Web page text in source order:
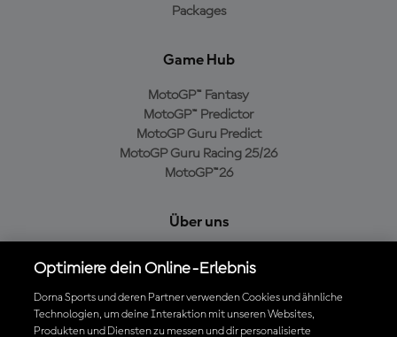
Packages
Game Hub
MotoGP™ Fantasy
MotoGP™ Predictor
MotoGP Guru Predict
MotoGP Guru Racing 25/26
MotoGP™26
Über uns
Cookie-Richtlinien
Geschäftsbedingungen
Datenschutzrichtlinien
Optimiere dein Online-Erlebnis
Dorna Sports und deren Partner verwenden Cookies und ähnliche
Technologien, um deine Interaktion mit unseren Websites,
Produkten und Diensten zu messen und dir personalisierte